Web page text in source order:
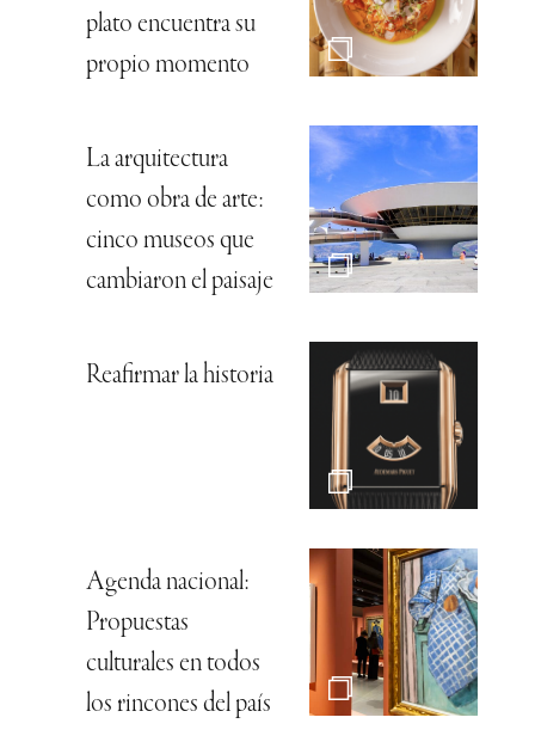
plato encuentra su
propio momento
La arquitectura
como obra de arte:
cinco museos que
cambiaron el paisaje
Reafirmar la historia
Agenda nacional:
Propuestas
culturales en todos
los rincones del país